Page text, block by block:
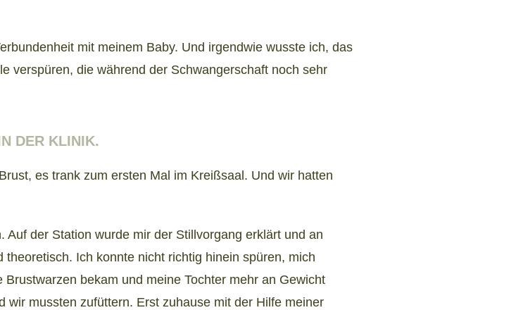
mit meinem Baby. Und irgendwie wusste ich, das
verspüren, die während der Schwangerschaft noch sehr
DER KLINIK.
es trank zum ersten Mal im Kreißsaal. Und wir hatten
der Station wurde mir der Stillvorgang erklärt und an
Ich konnte nicht richtig hinein spüren, mich
bekam und meine Tochter mehr an Gewicht
mussten zufüttern. Erst zuhause mit der Hilfe meiner